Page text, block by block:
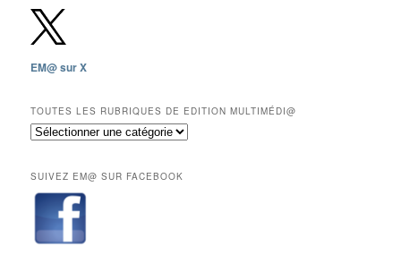
depuis
2009,
sauf
les
mois
réservés
aux
EM@ sur X
TOUTES LES RUBRIQUES DE EDITION MULTIMÉDI@
Toutes
de
Edition
Multimédi@
SUIVEZ EM@ SUR FACEBOOK